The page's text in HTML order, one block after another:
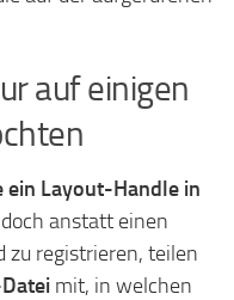
auf einigen
ein Layout-Handle in
anstatt einen
zu registrieren, teilen
mit, in welchen